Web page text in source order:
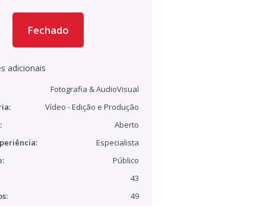
Fechado
adicionais
Fotografia & AudioVisual
Vídeo - Edição e Produção
Aberto
Especialista
Público
43
49